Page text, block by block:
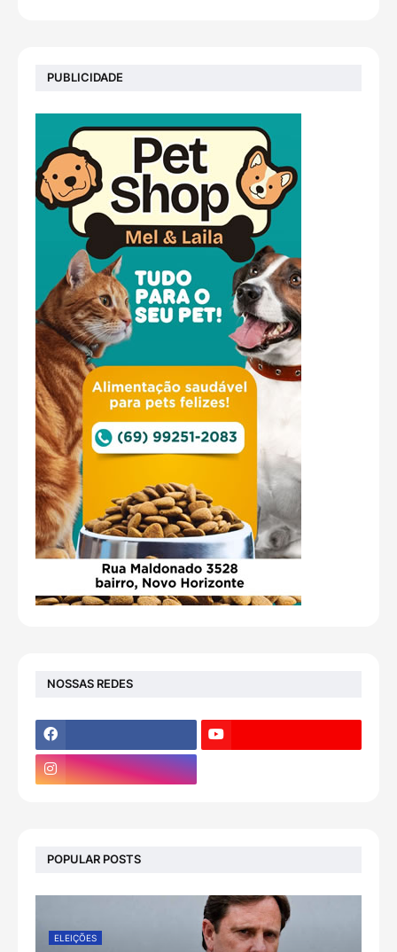
PUBLICIDADE
NOSSAS REDES
POPULAR POSTS
ELEIÇÕES